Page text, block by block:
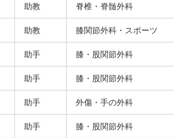
助教 脊椎・脊髄外科
助教 膝関節外科・スポーツ
助手 膝・股関節外科
助手 膝・股関節外科
助手 外傷・手の外科
助手 膝・股関節外科